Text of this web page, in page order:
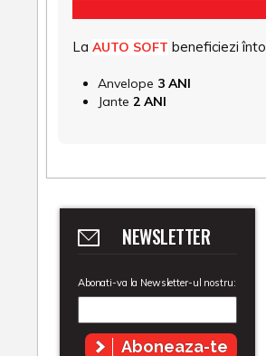
La AUTO SOFT beneficiezi
Anvelope 3 ANI
Jante 2 ANI
NEWSLETTER
Abonati-va la Newsletter-ul nostru:
Aboneaza-te